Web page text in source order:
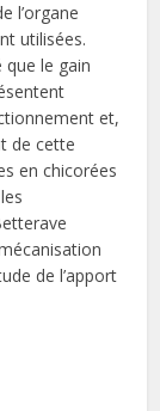
l’organe
utilisées.
le gain
et,
de cette
en chicorées
de l’apport